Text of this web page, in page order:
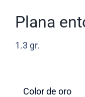
Plana
1.3 gr.
Color de oro